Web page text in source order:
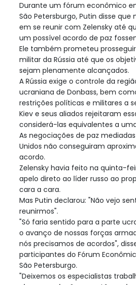
Durante um fórum econômico
São Petersburgo, Putin disse que
em se reunir com Zelensky até
um possível acordo de paz
Ele também prometeu
militar da Rússia até que os
sejam plenamente alcançados.
A Rússia exige o controle da
ucraniana de Donbass, bem
restrições políticas e militares a
Kiev e seus aliados rejeitaram
considerá-las equivalentes a
As negociações de paz
Unidos não conseguiram
acordo.
Zelensky havia feito na quinta-
apelo direto ao líder russo ao
cara a cara.
Mas Putin declarou: "Não vejo
reunirmos".
"Só faria sentido para a parte
o avanço de nossas forças
nós precisamos de acordos",
participantes do Fórum
São Petersburgo.
"Deixemos os especialistas